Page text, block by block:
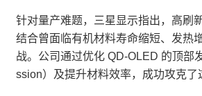
针对量产难题，三星显示指出，高刷
结合曾面临有机材料寿命缩短、发热
战。公司通过优化 QD-OLED 的顶部
ssion）及提升材料效率，成功攻克了